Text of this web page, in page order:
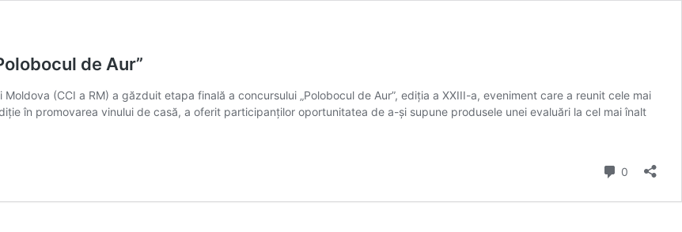
de Aur”
(CCI a RM) a găzduit etapa finală a concursului „Polobocul de Aur”, ediția a XXIII-a, eveniment care a reunit cele mai
în promovarea vinului de casă, a oferit participanților oportunitatea de a-și supune produsele unei evaluări la cel mai înalt
0 comentarii